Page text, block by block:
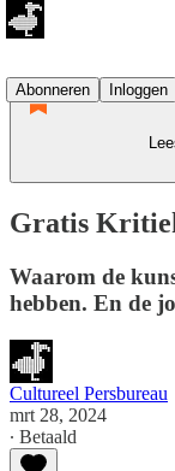
Abonneren
Inloggen
Gratis
Waarom de
hebben. En de
Cultureel Persbureau
mrt 28, 2024
∙ Betaald